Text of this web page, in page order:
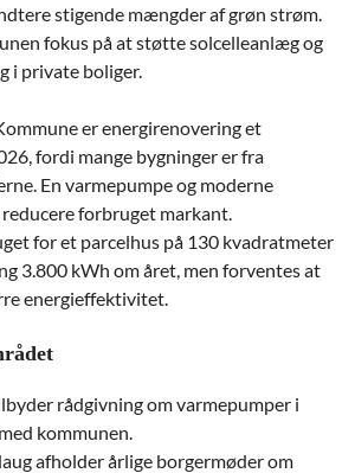
stigende mængder af grøn strøm.
fokus på at støtte solcelleanlæg og
i private boliger.
er energirenovering et
fordi mange bygninger er fra
En varmepumpe og moderne
forbruget markant.
for et parcelhus på 130 kvadratmeter
3.800 kWh om året, men forventes at
energieffektivitet.
rådgivning om varmepumper i
kommunen.
afholder årlige borgermøder om